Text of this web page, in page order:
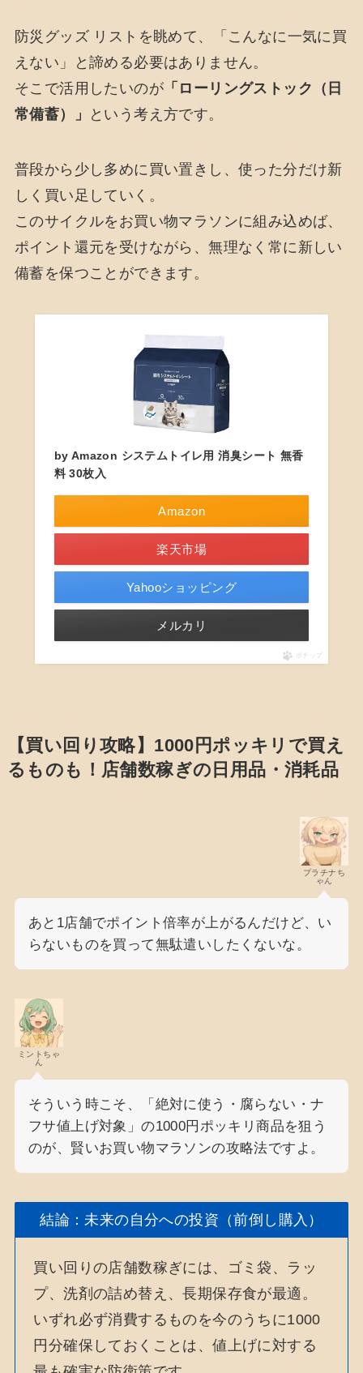
防災グッズ リストを眺めて、「こんなに一気に買
えない」と諦める必要はありません。
そこで活用したいのが「ローリングストック（日
常備蓄）」
という考え方です。
普段から少し多めに買い置きし、使った分だけ新
しく買い足していく。
このサイクルをお買い物マラソンに組み込めば、
ポイント還元を受けながら、無理なく常に新しい
備蓄を保つことができます。
by Amazon システムトイレ用 消臭シート 無香
料 30枚入
Amazon
楽天市場
Yahooショッピング
メルカリ
ポチップ
【買い回り攻略】1000円ポッキリで買え
るものも！店舗数稼ぎの日用品・消耗品
プラチナち
ゃん
あと1店舗でポイント倍率が上がるんだけど、い
らないものを買って無駄遣いしたくないな。
ミントちゃ
ん
そういう時こそ、「絶対に使う・腐らない・ナ
フサ値上げ対象」の1000円ポッキリ商品を狙う
のが、賢いお買い物マラソンの攻略法ですよ。
結論：未来の自分への投資（前倒し購入）
買い回りの店舗数稼ぎには、ゴミ袋、ラッ
プ、洗剤の詰め替え、長期保存食が最適。
いずれ必ず消費するものを今のうちに1000
円分確保しておくことは、値上げに対する